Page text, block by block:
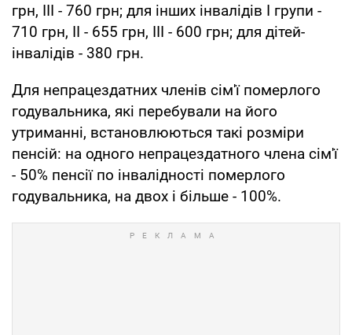
грн, III - 760 грн; для інших інвалідів I групи -
710 грн, II - 655 грн, III - 600 грн; для дітей-
інвалідів - 380 грн.
Для непрацездатних членів сім'ї померлого
годувальника, які перебували на його
утриманні, встановлюються такі розміри
пенсій: на одного непрацездатного члена сім'ї
- 50% пенсії по інвалідності померлого
годувальника, на двох і більше - 100%.